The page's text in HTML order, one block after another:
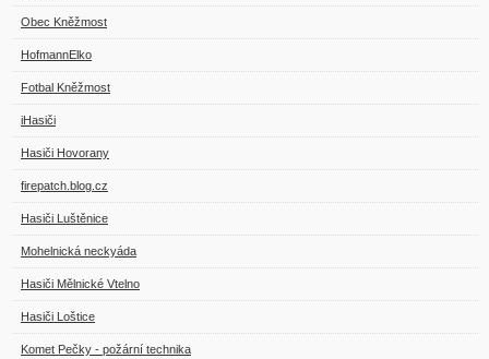
Obec Kněžmost
HofmannElko
Fotbal Kněžmost
iHasiči
Hasiči Hovorany
firepatch.blog.cz
Hasiči Luštěnice
Mohelnická neckyáda
Hasiči Mělnické Vtelno
Hasiči Loštice
Komet Pečky - požární technika